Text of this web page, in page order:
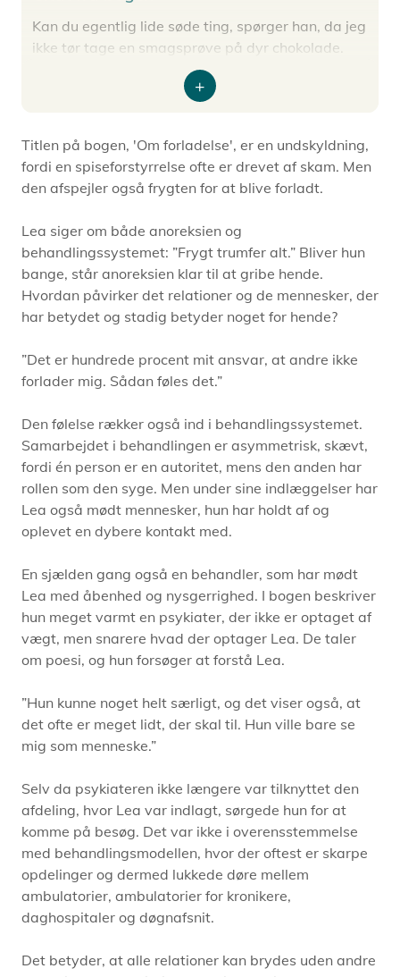
Kan du egentlig lide søde ting, spørger han, da jeg
ikke tør tage en smagsprøve på dyr chokolade.
Jeg siger, at selvfølgelig kan jeg det (...) Og så
siger han, at det er vildt, at jeg har kunnet holde
mådehold eller disciplin at gøre. Jeg er jo bare
bange. Jeg spørger, om hans skræk for højder ikke
også holder ham fra smukke udsigter, og siger, at
lide smukke udsigter. Du er bare styret af frygt.
Ligesom mig.
Expand
Titlen på bogen, 'Om forladelse', er en undskyldning,
fordi en spiseforstyrrelse ofte er drevet af skam. Men
den afspejler også frygten for at blive forladt.
Lea siger om både anoreksien og
behandlingssystemet: ”Frygt trumfer alt.” Bliver hun
bange, står anoreksien klar til at gribe hende.
Hvordan påvirker det relationer og de mennesker, der
har betydet og stadig betyder noget for hende?
”Det er hundrede procent mit ansvar, at andre ikke
forlader mig. Sådan føles det.”
Den følelse rækker også ind i behandlingssystemet.
Samarbejdet i behandlingen er asymmetrisk, skævt,
fordi én person er en autoritet, mens den anden har
rollen som den syge. Men under sine indlæggelser har
Lea også mødt mennesker, hun har holdt af og
oplevet en dybere kontakt med.
En sjælden gang også en behandler, som har mødt
Lea med åbenhed og nysgerrighed. I bogen beskriver
hun meget varmt en psykiater, der ikke er optaget af
vægt, men snarere hvad der optager Lea. De taler
om poesi, og hun forsøger at forstå Lea.
”Hun kunne noget helt særligt, og det viser også, at
det ofte er meget lidt, der skal til. Hun ville bare se
mig som menneske.”
Selv da psykiateren ikke længere var tilknyttet den
afdeling, hvor Lea var indlagt, sørgede hun for at
komme på besøg. Det var ikke i overensstemmelse
med behandlingsmodellen, hvor der oftest er skarpe
opdelinger og dermed lukkede døre mellem
ambulatorier, ambulatorier for kronikere,
daghospitaler og døgnafsnit.
Det betyder, at alle relationer kan brydes uden andre